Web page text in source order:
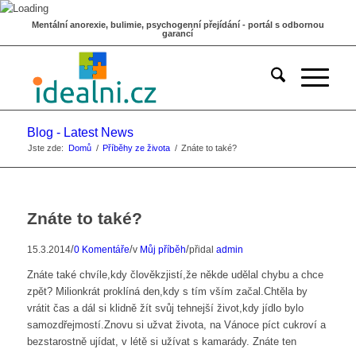
Mentální anorexie, bulimie, psychogenní přejídání - portál s odbornou
garancí
Blog - Latest News
Jste zde: Domů / Příběhy ze života / Znáte to také?
Znáte to také?
15.3.2014/0 Komentáře/v Můj příběh/přidal admin
Znáte také chvíle,kdy člověkzjistí,že někde udělal chybu a chce
zpět? Milionkrát proklíná den,kdy s tím vším začal.Chtěla by
vrátit čas a dál si klidně žít svůj tehnejší život,kdy jídlo bylo
samozdřejmostí.Znovu si užvat života, na Vánoce píct cukroví a
bezstarostně ujídat, v létě si užívat s kamarády. Znáte ten